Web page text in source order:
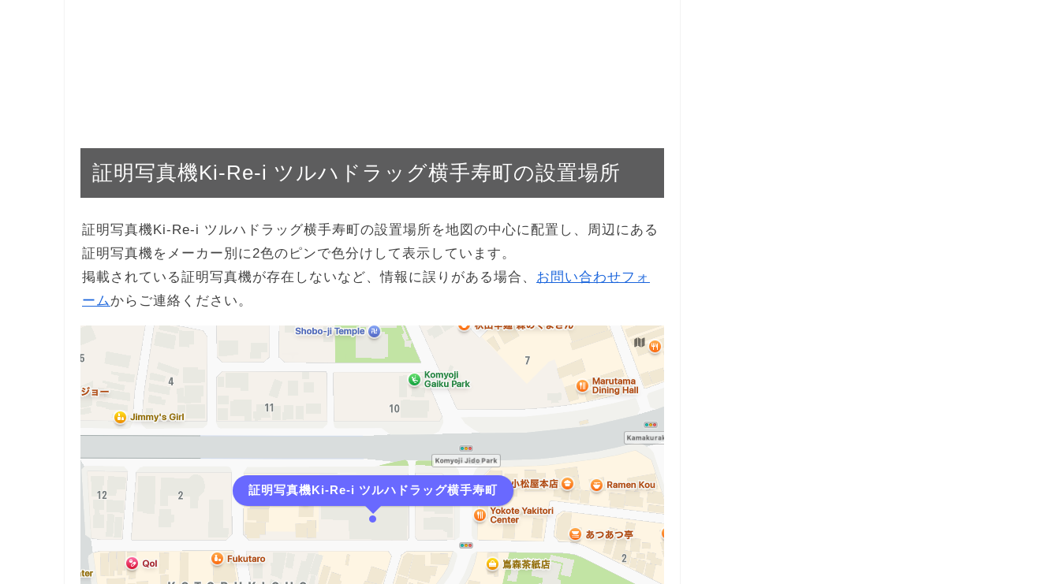
証明写真機Ki-Re-i ツルハドラッグ横手寿町の設置場所
証明写真機Ki-Re-i ツルハドラッグ横手寿町の設置場所を地図の中心に配置し、周辺にある
証明写真機をメーカー別に2色のピンで色分けして表示しています。
掲載されている証明写真機が存在しないなど、情報に誤りがある場合、 お問い合わせフォ
ーム からご連絡ください。
証明写真機Ki-Re-i ツルハドラッグ横手寿町